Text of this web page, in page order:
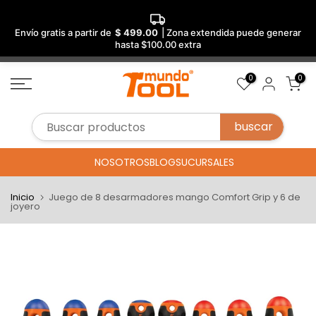
Envío gratis a partir de $ 499.00
| Zona extendida puede generar
hasta $100.00 extra
Saltar
al
0 0
NOSOTROSBLOGSUCURSALES
Inicio Juego de 8 desarmadores mango Comfort Grip y 6 de
joyero